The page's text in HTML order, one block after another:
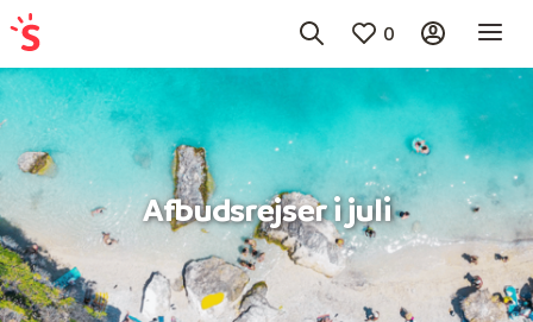
0
Afbudsrejser i juli